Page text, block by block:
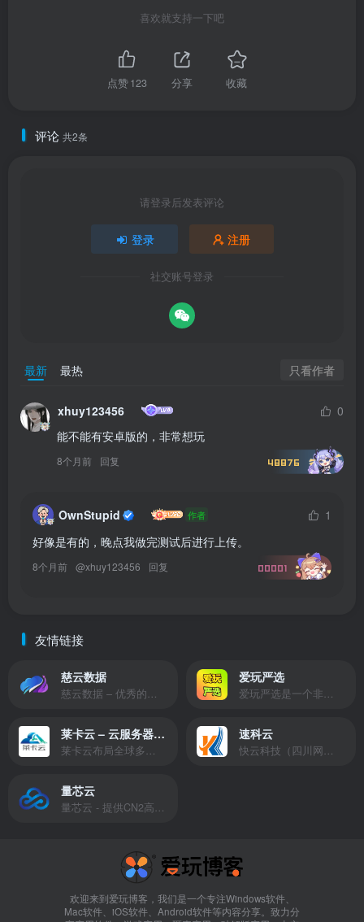
喜欢就支持一下吧
点赞123 分享 收藏
评论 共2条
请登录后发表评论
登录 注册
社交账号登录
最新 最热 只看作者
xhuy123456
0
能不能有安卓版的，非常想玩
8个月前 回复 48876
OwnStupid 作者
1
好像是有的，晚点我做完测试后进行上传。
8个月前 @xhuy123456 回复 00001
友情链接
慈云数据 爱玩严选
莱卡云 – 云服务器提供商 速科云
量芯云
欢迎来到爱玩博客，我们是一个专注Windows软件、
Mac软件、iOS软件、Android软件等内容分享。致力分